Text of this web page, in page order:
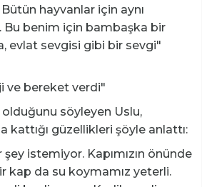
hayvanlar için aynı
Bu benim için bambaşka bir
evlat sevgisi gibi bir sevgi"
ve bereket verdi"
söyleyen Uslu,
kattığı güzellikleri şöyle anlattı:
şey istemiyor. Kapımızın önünde
kap da su koymamız yeterli.